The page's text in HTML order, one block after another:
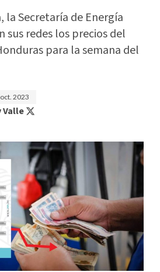
la Secretaría de Energía
sus redes los precios del
para la semana del
2023
Valle